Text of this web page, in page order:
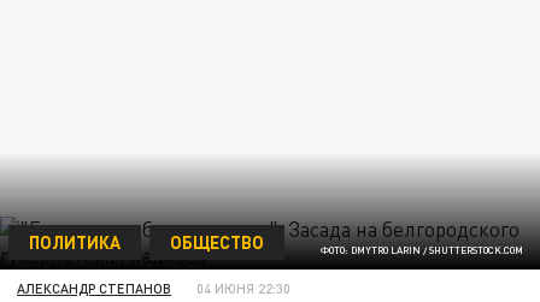
ФОТО: DMYTRO LARIN / SHUTTERSTOCK.COM
ПОЛИТИКА ОБЩЕСТВО
АЛЕКСАНДР СТЕПАНОВ 04 ИЮНЯ 22:30